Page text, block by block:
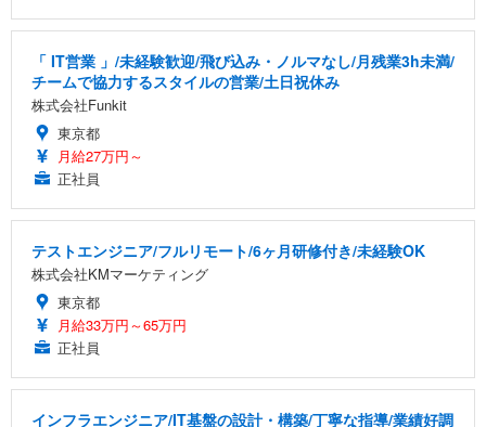
「 IT営業 」/未経験歓迎/飛び込み・ノルマなし/月残業3h未満/
チームで協力するスタイルの営業/土日祝休み
株式会社Funkit
東京都
月給27万円～
正社員
テストエンジニア/フルリモート/6ヶ月研修付き/未経験OK
株式会社KMマーケティング
東京都
月給33万円～65万円
正社員
インフラエンジニア/IT基盤の設計・構築/丁寧な指導/業績好調